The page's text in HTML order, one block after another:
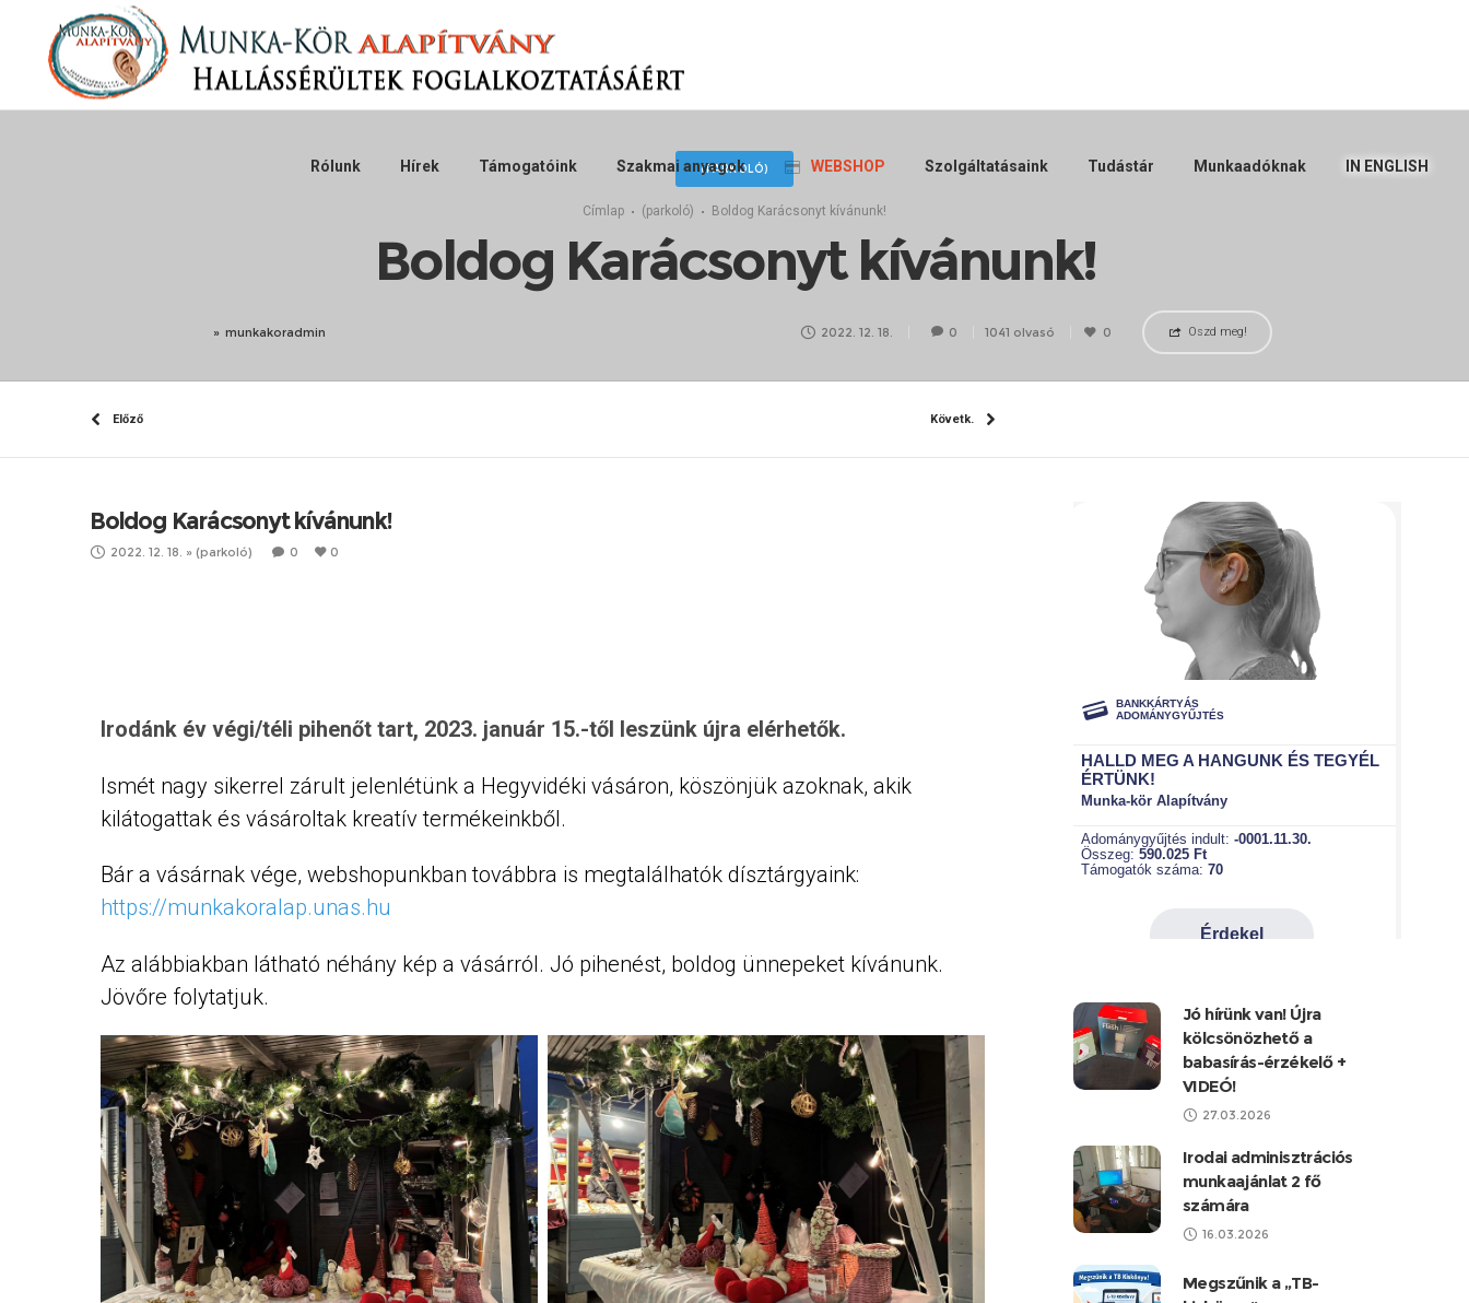
Rólunk Hírek Támogatóink Szakmai anyagok WEBSHOP Szolgáltatásaink Tudástár Munkaadóknak IN ENGLISH
(PARKOLÓ)
Címlap (parkoló) Boldog Karácsonyt kívánunk!
Boldog Karácsonyt kívánunk!
» munkakoradmin 2022. 12. 18. 0 1041 olvasó 0 Oszd meg!
Előző Követk.
Boldog Karácsonyt kívánunk!
2022. 12. 18. » (parkoló) 0 0
Irodánk év végi/téli pihenőt tart, 2023. január 15.-től leszünk újra elérhetők.
Ismét nagy sikerrel zárult jelenlétünk a Hegyvidéki vásáron, köszönjük azoknak, akik
kilátogattak és vásároltak kreatív termékeinkből.
Bár a vásárnak vége, webshopunkban továbbra is megtalálhatók dísztárgyaink:
https://munkakoralap.unas.hu
Az alábbiakban látható néhány kép a vásárról. Jó pihenést, boldog ünnepeket kívánunk.
Jövőre folytatjuk.
Jó hírünk van! Újra
kölcsönözhető a
babasírás-érzékelő +
VIDEÓ!
27.03.2026
Irodai adminisztrációs
munkaajánlat 2 fő
számára
16.03.2026
Megszűnik a „TB-